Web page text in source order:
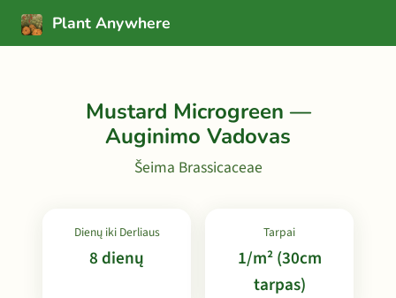
Plant Anywhere
Mustard Microgreen —
Auginimo Vadovas
Šeima Brassicaceae
Dienų iki Derliaus
8 dienų
Tarpai
1/m² (30cm
tarpas)